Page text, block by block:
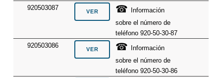
920503087
☎ Información
sobre el número de
teléfono 920-50-30-87
920503086
☎ Información
sobre el número de
teléfono 920-50-30-86